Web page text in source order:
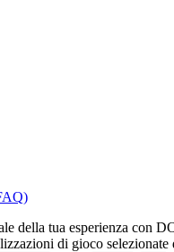
della tua esperienza con
di gioco selezionate